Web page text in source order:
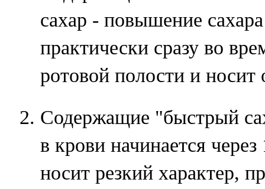
сахар - повышение
практически сразу во
ротовой полости и носит
Содержащие "быстрый
в крови начинается
носит резкий характер,